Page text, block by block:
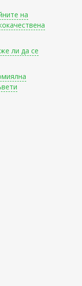
на
ли да се